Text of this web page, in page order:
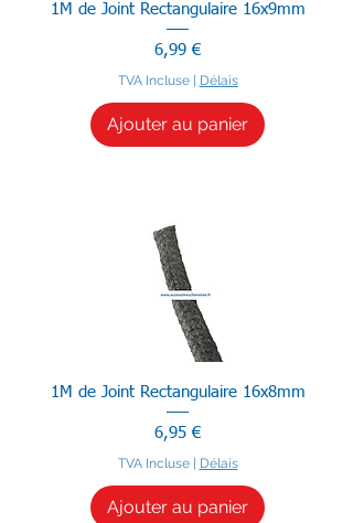
1M de Joint Rectangulaire 16x9mm
Prix
6,99 €
TVA Incluse| Délais
Ajouter au panier
1M de Joint Rectangulaire 16x8mm
Prix
6,95 €
TVA Incluse| Délais
Ajouter au panier